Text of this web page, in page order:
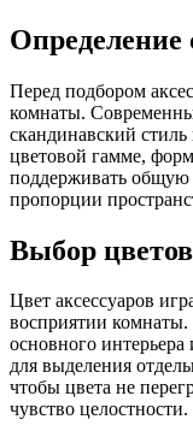
Определение
Перед подбором
комнаты.
скандинавский
цветовой гамме,
поддерживать
пропорции
Выбор
Цвет аксессуаров
восприятии комнаты.
основного
для выделения
чтобы цвета не
чувство целостности.